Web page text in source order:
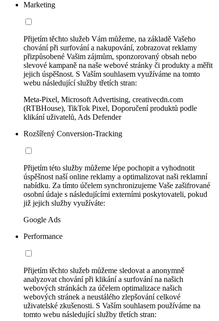
Marketing
Přijetím těchto služeb Vám můžeme, na základě Vašeho
chování při surfování a nakupování, zobrazovat reklamy
přizpůsobené Vašim zájmům, sponzorovaný obsah nebo
slevové kampaně na naše webové stránky či produkty a měřit
jejich úspěšnost. S Vaším souhlasem využíváme na tomto
webu následující služby třetích stran:
Meta-Pixel, Microsoft Advertising, creativecdn.com
(RTBHouse), TikTok Pixel, Doporučení produktů podle
klikání uživatelů, Ads Defender
Rozšířený Conversion-Tracking
Přijetím této služby můžeme lépe pochopit a vyhodnotit
úspěšnost naší online reklamy a optimalizovat naši reklamní
nabídku. Za tímto účelem synchronizujeme Vaše zašifrované
osobní údaje s následujícími externími poskytovateli, pokud
již jejich služby využíváte:
Google Ads
Performance
Přijetím těchto služeb můžeme sledovat a anonymně
analyzovat chování při klikání a surfování na našich
webových stránkách za účelem optimalizace našich
webových stránek a neustálého zlepšování celkové
uživatelské zkušenosti. S Vaším souhlasem používáme na
tomto webu následující služby třetích stran: